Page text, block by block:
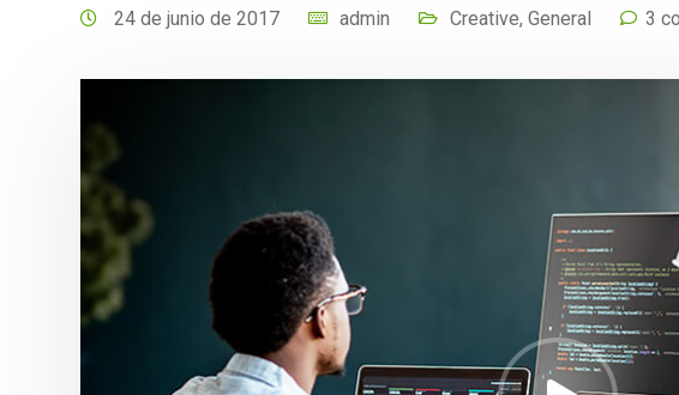
24 de junio de 2017 admin Creative, General 3